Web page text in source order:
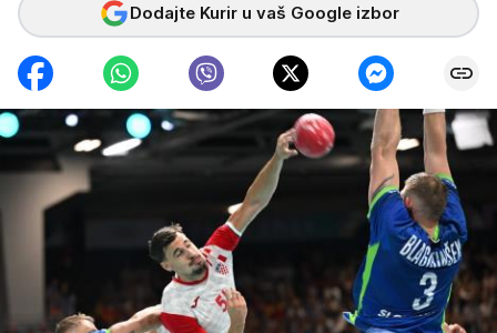
Dodajte Kurir u vaš Google izbor